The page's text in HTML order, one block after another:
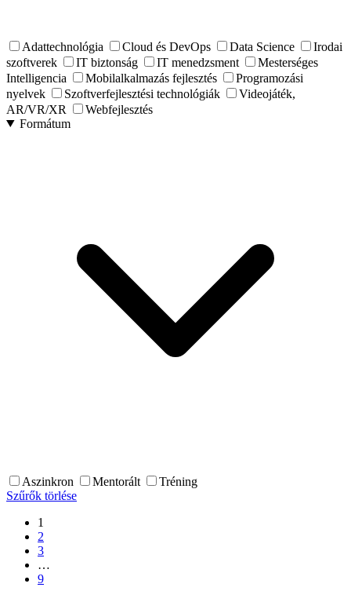
Adattechnológia Cloud és DevOps Data Science
Irodai
szoftverek
IT biztonság IT menedzsment
Mesterséges
Intelligencia
Mobilalkalmazás fejlesztés
Programozási
nyelvek
Szoftverfejlesztési technológiák
Videojáték,
AR/VR/XR
Webfejlesztés
Formátum
Aszinkron Mentorált
Tréning
Szűrők törlése
1
2
3
…
9